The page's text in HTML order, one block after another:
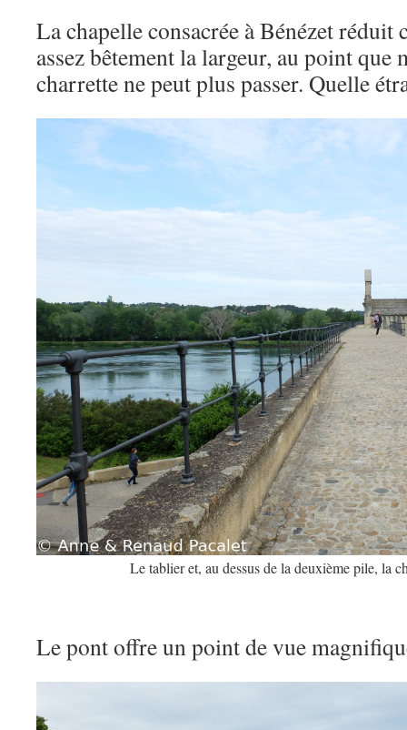
La chapelle consacrée à Bénézet réduit
assez bêtement la largeur, au point que
charrette ne peut plus passer. Quelle
Le tablier et, au dessus de la deuxième pile, la
Le pont offre un point de vue